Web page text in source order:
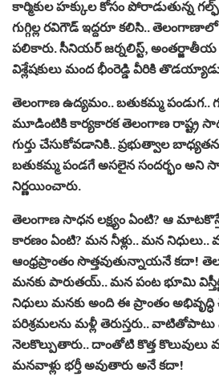
కార్మికుల హక్కుల కోసం పోరాడుతున్న గల్ఫ్
గుగ్గిల్ల రవిగౌడ్ ఇద్దరూ కలిసి..
పలికారు. సీనియర్ జర్నలిస్ట్,
విశ్లేషకులు మంద భీంరెడ్డి వీరికి
తెలంగాణ ఉద్యమం.. బతుకమ్మ పండుగ..
మూడింటికి కార్యకారక తెలంగాణ రాష్ట్ర
గుర్తు చేసుకోవడానికి.. ప్రభుత్వాల
బతుకమ్మ పండగే అసలైన సందర్భం
నిర్ణయించారు.
తెలంగాణ సాధన లక్ష్యం ఏంటి? ఆ
కారణం ఏంటి? మన నీళ్లు.. మన
ఆంధ్రప్రాంతం సొత్తవుతున్నాయనే కదా!
మనకు పారుతయ్‌.. మన పంట భూమి
నిధులు మనకు అంది ఈ ప్రాంతం
పరిశ్రమలను మళ్లీ తెరుస్తరు..
నెలకొల్పుతారు.. దాంతోటి కొత్త కొలువులు
మనవాళ్లు భర్తీ అవుతారు అనే కదా!